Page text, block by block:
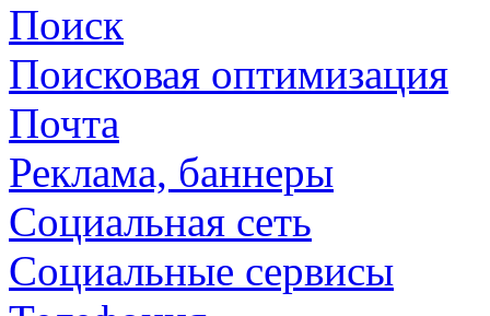
Поиск
Поисковая оптимизация
Почта
Реклама, баннеры
Социальная сеть
Социальные сервисы